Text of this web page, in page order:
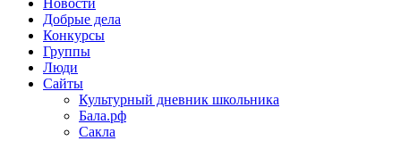
Новости
Добрые дела
Конкурсы
Группы
Люди
Сайты
Культурный дневник школьника
Бала.рф
Сакла